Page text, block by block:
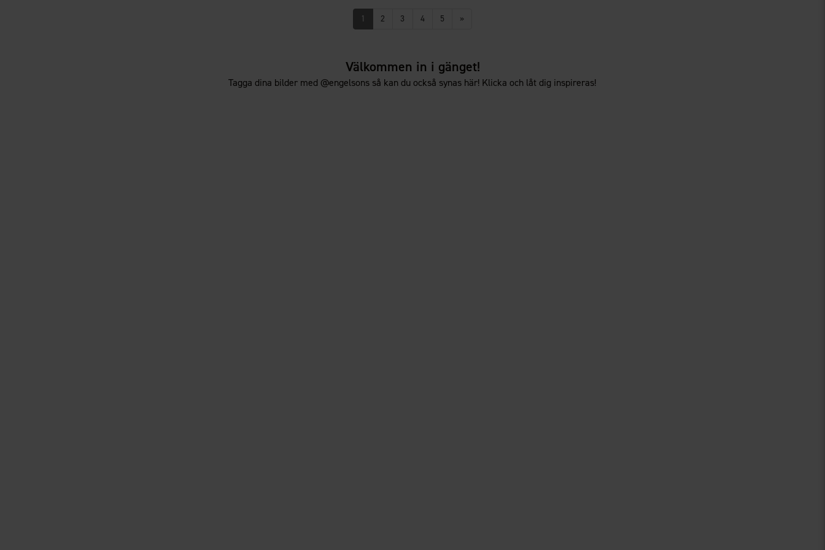
1 2 3 4 5 »
Välkommen in i gänget!
Tagga dina bilder med @engelsons så kan du också synas här! Klicka och låt dig inspireras!